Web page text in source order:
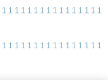
1 1 1 1 1 1 1 1 1 1 1 1 1 1 1 1
1 1 1 1 1 1 1 1 1 1 1 1 1 1 1 1